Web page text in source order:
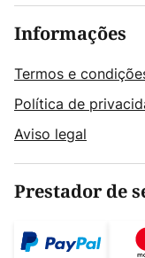
Informações
Termos e
Política de
Aviso legal
Prestador de